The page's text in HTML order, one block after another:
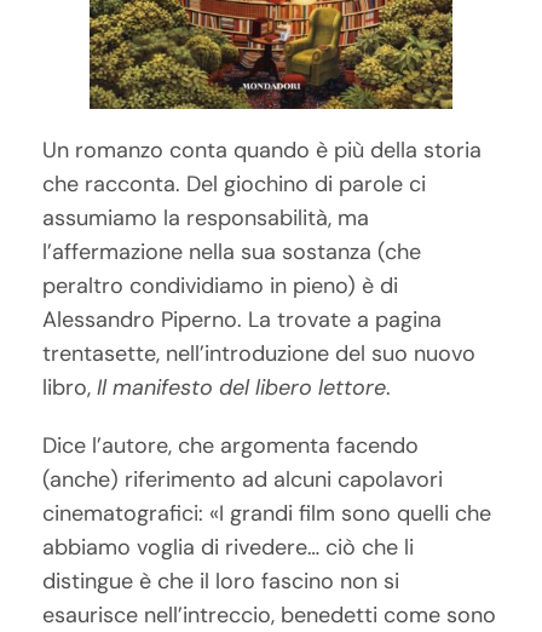
Un romanzo conta quando è più della storia
che racconta. Del giochino di parole ci
assumiamo la responsabilità, ma
l’affermazione nella sua sostanza (che
peraltro condividiamo in pieno) è di
Alessandro Piperno. La trovate a pagina
trentasette, nell’introduzione del suo nuovo
libro,Il manifesto del libero lettore.
Dice l’autore, che argomenta facendo
(anche) riferimento ad alcuni capolavori
cinematografici: «I grandi film sono quelli che
abbiamo voglia di rivedere… ciò che li
distingue è che il loro fascino non si
esaurisce nell’intreccio, benedetti come sono